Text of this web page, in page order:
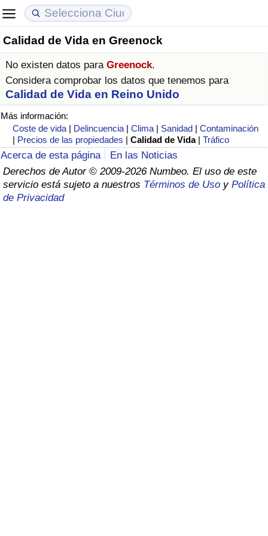
Calidad de Vida en Greenock
No existen datos para Greenock.
Considera comprobar los datos que tenemos para
Calidad de Vida en Reino Unido
Más información:
Coste de vida | Delincuencia |Clima | Sanidad |Contaminación
| Precios de las propiedades |Calidad de Vida |Tráfico
Acerca de esta página
En las Noticias
Derechos de Autor © 2009-2026 Numbeo. El uso de este
servicio está sujeto a nuestros Términos de Uso y Política
de Privacidad
Coste de vida
Índice de Costo de Vida (Actual)
Índice de Costo de Vida
Índice de costo de vida por país
en aqaba
Precios de las propiedades
Índice de Precios de Inmuebles (Actual)
Índice de Precios de Inmuebles
Índice de Precios de Inmuebles por País
Calidad de Vida
Índice de Calidad de Vida
Índice de Calidad de Vida (Actual)
Índice de calidad de vida por país
Delincuencia
Calificación del Índice de Criminalidad